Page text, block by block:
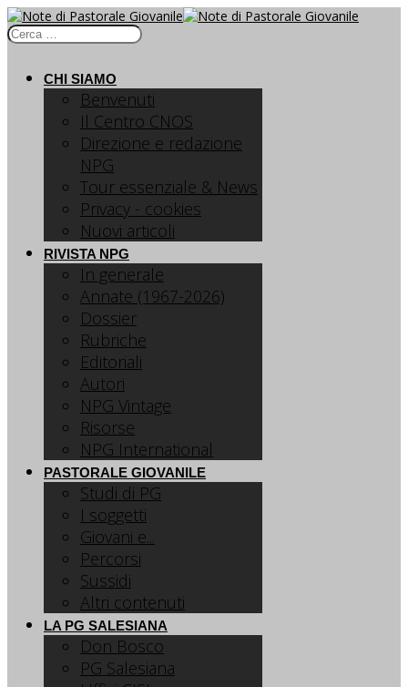
CHI SIAMO
Benvenuti
Il Centro CNOS
Direzione e redazione
NPG
Tour essenziale & News
Privacy - cookies
Nuovi articoli
RIVISTA NPG
In generale
Annate (1967-2026)
Dossier
Rubriche
Editoriali
Autori
NPG Vintage
Risorse
NPG International
PASTORALE GIOVANILE
Studi di PG
I soggetti
Giovani e...
Percorsi
Sussidi
Altri contenuti
LA PG SALESIANA
Don Bosco
PG Salesiana